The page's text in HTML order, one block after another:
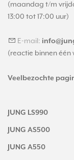
(maandag t/m
13:00 tot 17:00 uur)
E-mail:
(reactie binnen één
Veelbezochte
JUNG LS990
JUNG AS500
JUNG A550